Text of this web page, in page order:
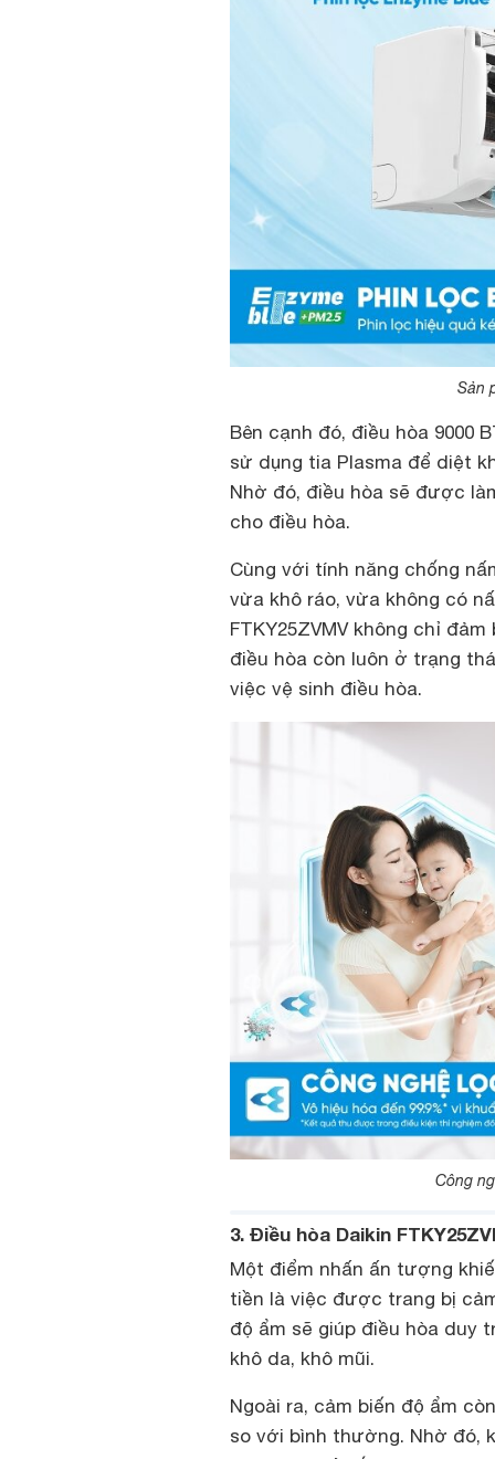
Sản
Bên cạnh đó, điều hòa 9000
sử dụng tia Plasma để diệt
Nhờ đó, điều hòa sẽ được
cho điều hòa.
Cùng với tính năng chống
vừa khô ráo, vừa không có
FTKY25ZVMV không chỉ
điều hòa còn luôn ở trạng
việc vệ sinh điều hòa.
Công
3. Điều hòa Daikin
Một điểm nhấn ấn tượng
tiền là việc được trang bị
độ ẩm sẽ giúp điều hòa duy
khô da, khô mũi.
Ngoài ra, cảm biến độ ẩm
so với bình thường. Nhờ đó,